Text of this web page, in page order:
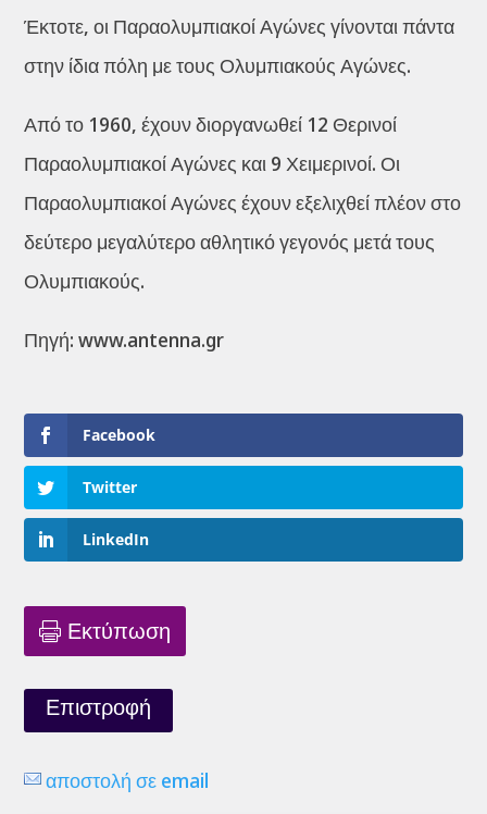
Έκτοτε, οι Παραολυμπιακοί Αγώνες γίνονται πάντα
στην ίδια πόλη με τους Ολυμπιακούς Αγώνες.
Από το 1960, έχουν διοργανωθεί 12 Θερινοί
Παραολυμπιακοί Αγώνες και 9 Χειμερινοί. Οι
Παραολυμπιακοί Αγώνες έχουν εξελιχθεί πλέον στο
δεύτερο μεγαλύτερο αθλητικό γεγονός μετά τους
Ολυμπιακούς.
Πηγή: www.antenna.gr
Facebook
Twitter
LinkedIn
Εκτύπωση
Επιστροφή
αποστολή σε email